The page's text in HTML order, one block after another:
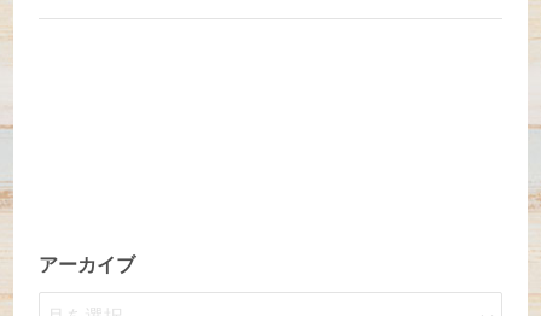
アーカイブ